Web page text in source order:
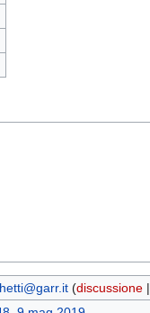
(discussione|